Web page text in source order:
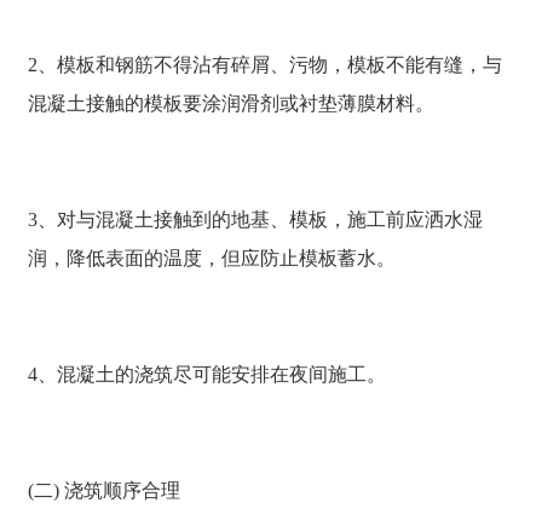
2、模板和钢筋不得沾有碎屑、污物，模板不能有缝，与
混凝土接触的模板要涂润滑剂或衬垫薄膜材料。
3、对与混凝土接触到的地基、模板，施工前应洒水湿
润，降低表面的温度，但应防止模板蓄水。
4、混凝土的浇筑尽可能安排在夜间施工。
(二) 浇筑顺序合理